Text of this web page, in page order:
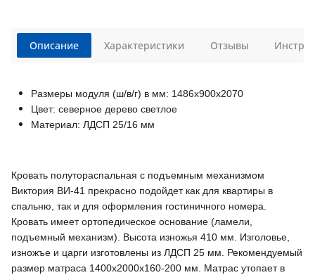
Описание
Размеры модуля (ш/в/г) в мм: 1486х900х2070
Цвет: северное дерево светлое
Материал: ЛДСП 25/16 мм
Кровать полутораспальная с подъемным механизмом
Виктория ВИ-41 прекрасно подойдет как для квартиры в
спальню, так и для оформления гостиничного номера.
Кровать имеет ортопедическое основание (ламели,
подъемный механизм). Высота изножья 410 мм. Изголовье,
изножъе и царги изготовлены из ЛДСП 25 мм. Рекомендуемый
размер матраса 1400х2000х160-200 мм. Матрас утопает в
Характеристики Отзывы